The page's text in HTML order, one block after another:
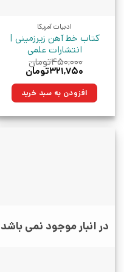
ادبیات آمریکا
کتاب خط آهن زیرزمینی |
انتشارات علمی
۴۵۰,۰۰۰تومان
قیمت
۴۵۰,۰۰۰تومان
بود.
۳۲۱,۷۵۰تومان
۳۲۱,۷۵۰تومان.افزودن به سبد خرید
در انبار موجود نمی باشد